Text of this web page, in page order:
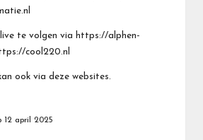
te volgen via https://alphen-
cool220.nl
ook via deze websites.
april 2025